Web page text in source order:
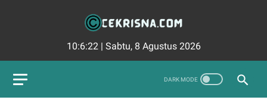
10:6:23| Sabtu, 8 Agustus 2026